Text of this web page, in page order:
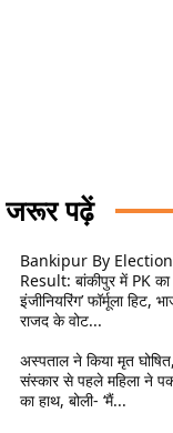
जरूर पढ़ें
Bankipur By Election
Result: बांकीपुर में PK का
इंजीनियरिंग’ फॉर्मूला हिट,
राजद के वोट...
अस्पताल ने किया मृत
संस्कार से पहले महिला ने
का हाथ, बोली- ‘मैं...